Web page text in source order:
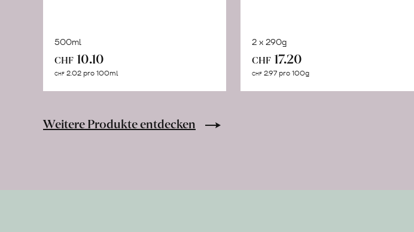
500ml
CHF 10.10
CHF 2.02 pro 100ml
2 x 290g
CHF 17.20
CHF 2.97 pro 100g
Weitere Produkte entdecken